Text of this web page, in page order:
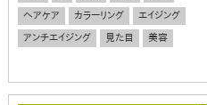
ヘアケア
カラーリング
エイジング
アンチエイジング
見た目 美容